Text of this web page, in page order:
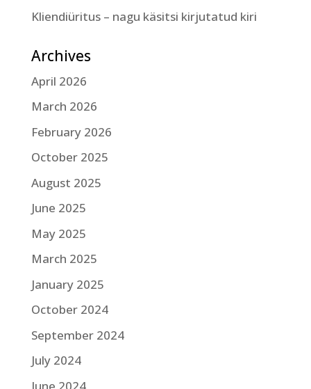
Kliendiüritus – nagu käsitsi kirjutatud kiri
Archives
April 2026
March 2026
February 2026
October 2025
August 2025
June 2025
May 2025
March 2025
January 2025
October 2024
September 2024
July 2024
June 2024